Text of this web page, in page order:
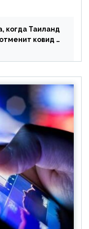
когда Таиланд
ковид и